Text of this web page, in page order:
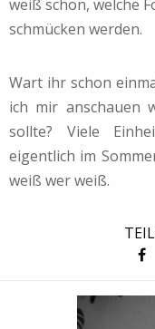
weiß schon, welche
schmücken werden.
Wart ihr schon
ich mir anschauen
sollte? Viele
eigentlich im
weiß wer weiß.